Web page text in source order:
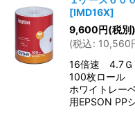
[IMD16X]
9,600円(税別)
(税込: 10,560
16倍速 4.7Ｇ
100枚ロール
ホワイトレー
用EPSON PP